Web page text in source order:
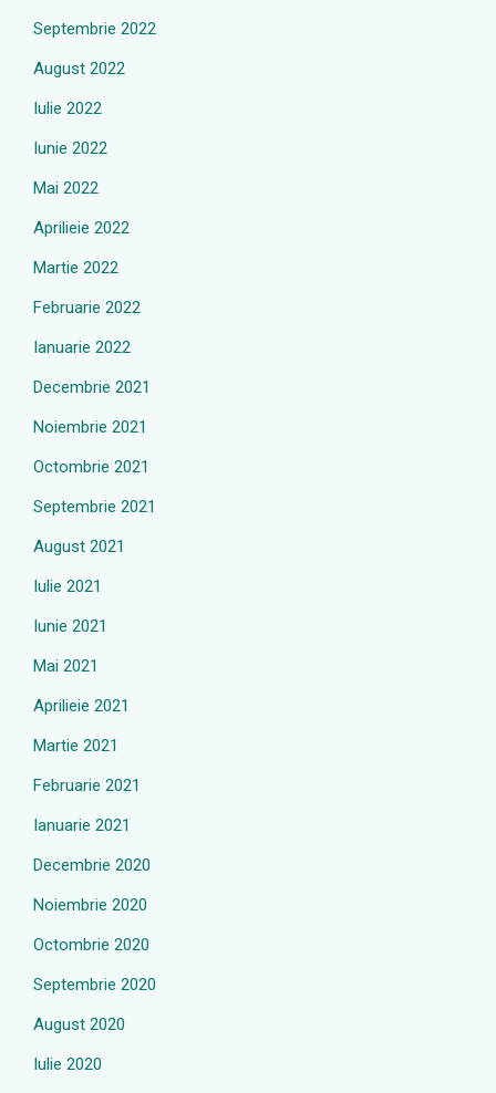
Septembrie 2022
August 2022
Iulie 2022
Iunie 2022
Mai 2022
Aprilieie 2022
Martie 2022
Februarie 2022
Ianuarie 2022
Decembrie 2021
Noiembrie 2021
Octombrie 2021
Septembrie 2021
August 2021
Iulie 2021
Iunie 2021
Mai 2021
Aprilieie 2021
Martie 2021
Februarie 2021
Ianuarie 2021
Decembrie 2020
Noiembrie 2020
Octombrie 2020
Septembrie 2020
August 2020
Iulie 2020